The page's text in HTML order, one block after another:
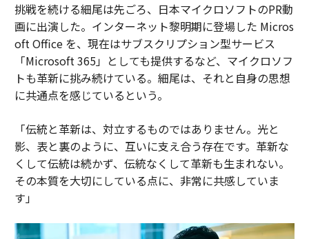
挑戦を続ける細尾は先ごろ、日本マイクロソフトのPR動
画に出演した。インターネット黎明期に登場した Micros
oft Office を、現在はサブスクリプション型サービス
「Microsoft 365」としても提供するなど、マイクロソフ
トも革新に挑み続けている。細尾は、それと自身の思想
に共通点を感じているという。
「伝統と革新は、対立するものではありません。光と
影、表と裏のように、互いに支え合う存在です。革新な
くして伝統は続かず、伝統なくして革新も生まれない。
その本質を大切にしている点に、非常に共感していま
す」